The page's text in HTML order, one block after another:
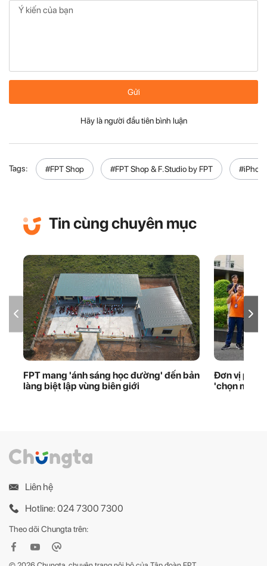
Gửi
Hãy là người đầu tiên bình luận
Tags: #FPT Shop #FPT Shop & F.Studio by FPT
Tin cùng chuyên mục
FPT mang 'ánh sáng học đường' đến bản
làng biệt lập vùng biên giới
Đơn vị
'chọn mặt
Liên hệ
Hotline: 024 7300 7300
Theo dõi Chungta trên: